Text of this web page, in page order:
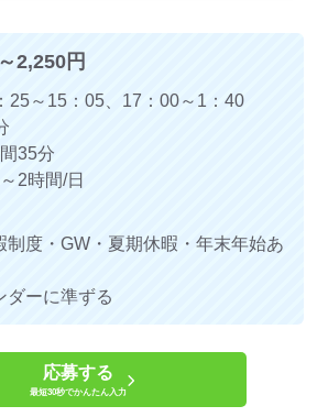
2,250円
25～15：05、17：00～1：40
35分
2時間/日
制度・GW・夏期休暇・年末年始あ
ーに準ずる
応募する
最短30秒でかんたん入力